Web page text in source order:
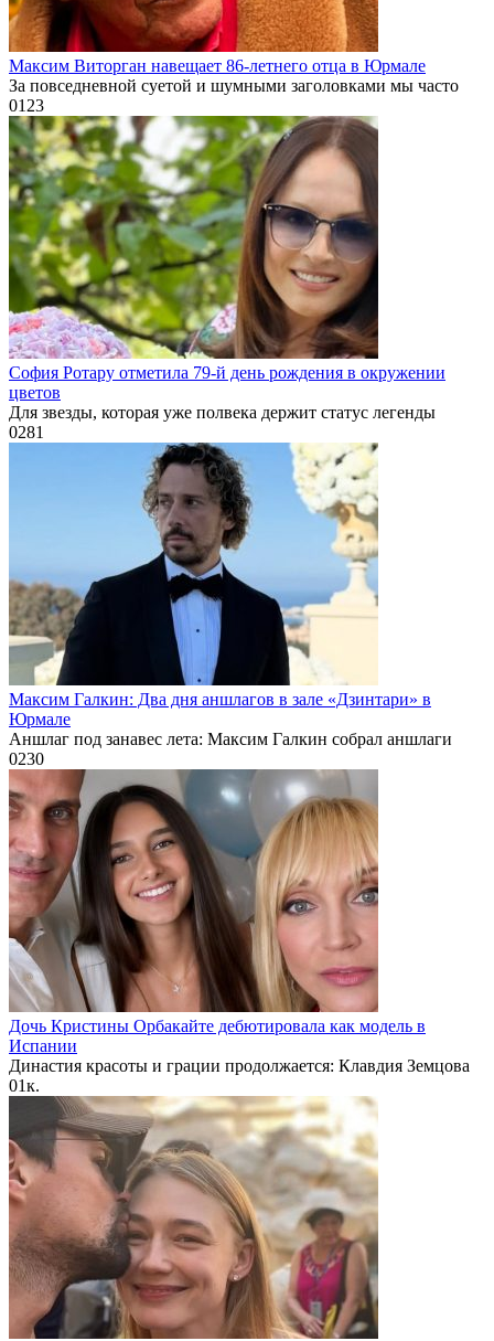
Максим Виторган навещает 86-летнего отца в Юрмале
За повседневной суетой и шумными заголовками мы часто
0123
София Ротару отметила 79-й день рождения в окружении
цветов
Для звезды, которая уже полвека держит статус легенды
0281
Максим Галкин: Два дня аншлагов в зале «Дзинтари» в
Юрмале
Аншлаг под занавес лета: Максим Галкин собрал аншлаги
0230
Дочь Кристины Орбакайте дебютировала как модель в
Испании
Династия красоты и грации продолжается: Клавдия Земцова
01к.